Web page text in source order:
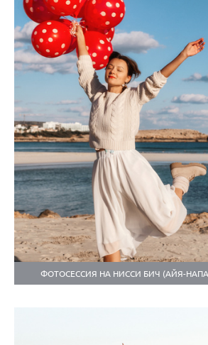
ФОТОСЕССИЯ НА НИССИ БИЧ (АЙЯ-